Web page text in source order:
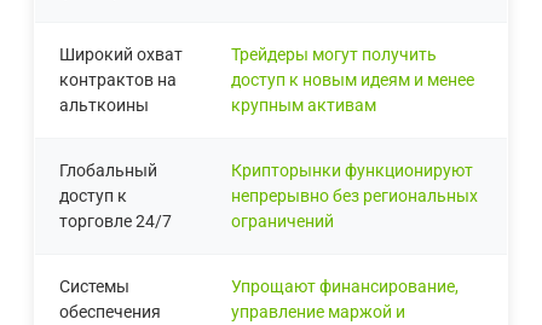
Широкий охват
контрактов на
альткоины
Трейдеры могут получить
доступ к новым идеям и менее
крупным активам
Глобальный
доступ к
торговле 24/7
Крипторынки функционируют
непрерывно без региональных
ограничений
Системы
обеспечения
Упрощают финансирование,
управление маржой и